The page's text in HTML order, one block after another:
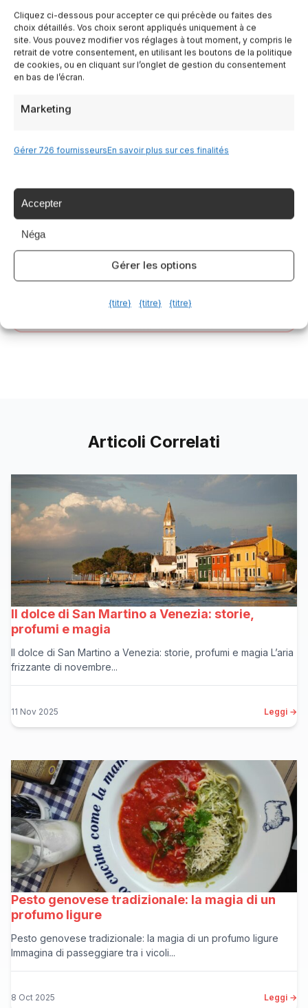
Cliquez ci-dessous pour accepter ce qui précède ou faites des
choix détaillés. Vos choix seront appliqués uniquement à ce
site. Vous pouvez modifier vos réglages à tout moment, y compris le
retrait de votre consentement, en utilisant les boutons de la politique
de cookies, ou en cliquant sur l’onglet de gestion du consentement
en bas de l’écran.
Marketing
Gérer 726 fournisseursEn savoir plus sur ces finalités
Accepter
Néga
Gérer les options
{titre} {titre} {titre}
Italia Delight è il tuo portale per scoprire le
meraviglie dell'Italia: cultura, tradizioni,
cucina e tour indimenticabili.
✉
Non perderti le prossime guide
Iscriviti alla newsletter e ricevi consigli di viaggio,
offerte esclusive e le ultime novità sull'Italia
Articoli Correlati
Il dolce di San Martino a Venezia: storie,
profumi e magia
Il dolce di San Martino a Venezia: storie, profumi e magia L’aria
frizzante di novembre...
11 Nov 2025 Leggi →
Pesto genovese tradizionale: la magia di un
profumo ligure
Pesto genovese tradizionale: la magia di un profumo ligure
Immagina di passeggiare tra i vicoli...
8 Oct 2025 Leggi →